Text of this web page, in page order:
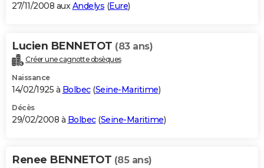
27/11/2008 auxAndelys (Eure)
Lucien BENNETOT (83 ans)
Créer une cagnotte obsèques
Naissance
14/02/1925 à Bolbec(Seine-Maritime)
Décès
29/02/2008 à Bolbec(Seine-Maritime)
Renee BENNETOT (85 ans)